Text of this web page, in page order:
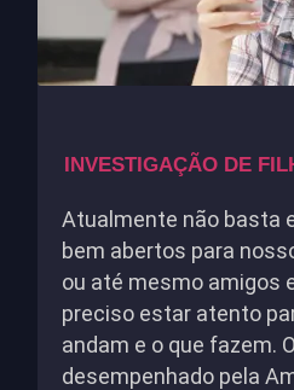
INVESTIGAÇÃO DE
Atualmente não basta
bem abertos para
ou até mesmo amigos
preciso estar atento
andam e o que fazem.
desempenhado pela